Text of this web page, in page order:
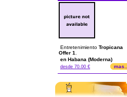
Entretenimiento Tropicana
Offer 1
en Habana (Moderna)
desde 70.00 € mas...